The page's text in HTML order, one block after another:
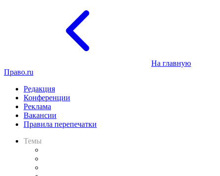
На главную
Право.ru
Редакция
Конференции
Реклама
Вакансии
Правила перепечатки
Темы